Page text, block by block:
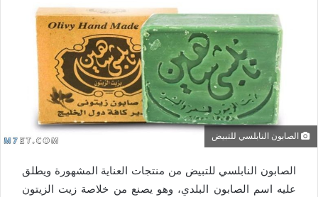
الصابون النابلسي للتبيض
الصابون النابلسي للتبيض من منتجات العناية المشهورة ويطلق
عليه اسم الصابون البلدي، وهو يصنع من خلاصة زيت الزيتون